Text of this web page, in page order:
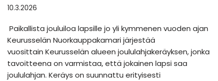
10.3.2026
Paikallista jouluiloa lapsille jo yli kymmenen vuoden ajan
Keurusselän Nuorkauppakamari järjestää
vuosittain Keurusselän alueen joululahjakeräyksen, jonka
tavoitteena on varmistaa, että jokainen lapsi saa
joululahjan. Keräys on suunnattu erityisesti